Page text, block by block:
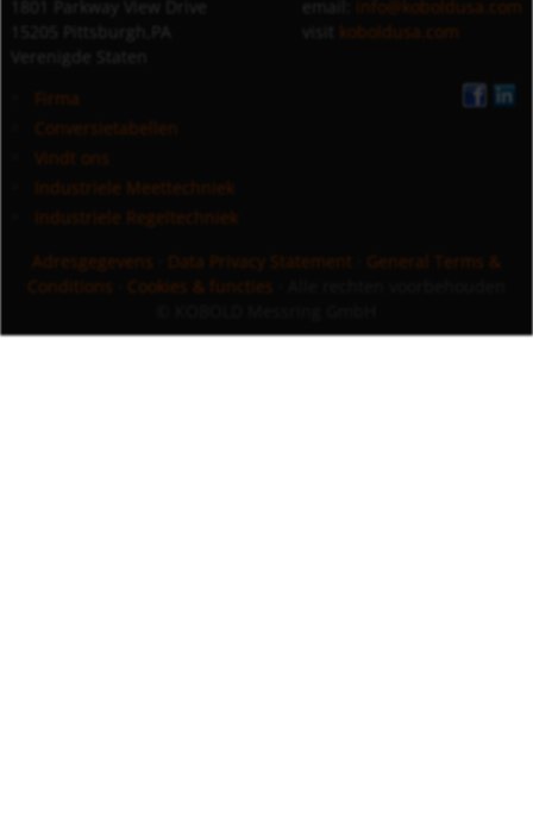
info@koboldusa.com
koboldusa.com
Firma
Conversietabellen
Vindt ons
Industriele Meettechniek
Industriele Regeltechniek
Adresgegevens
Data Privacy Statement
General Terms &
Conditions
Cookies & functies